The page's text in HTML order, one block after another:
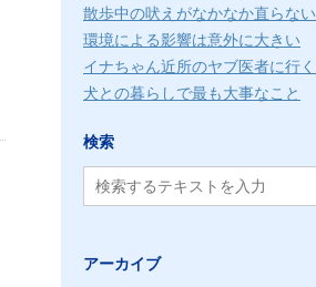
散歩中の吠えがなかなか直らない
環境による影響は意外に大きい
イナちゃん近所のヤブ医者に行く
犬との暮らしで最も大事なこと
検索
アーカイブ